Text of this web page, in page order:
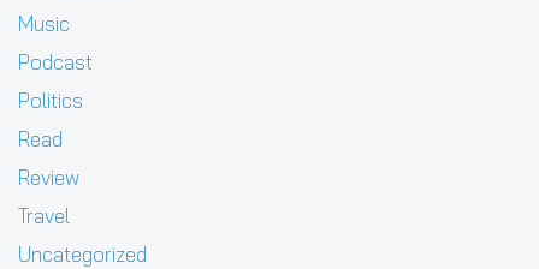
Music
Podcast
Politics
Read
Review
Travel
Uncategorized